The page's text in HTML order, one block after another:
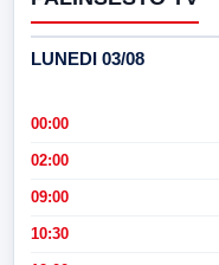
LUNEDI 03/08
00:00
02:00
09:00
10:30